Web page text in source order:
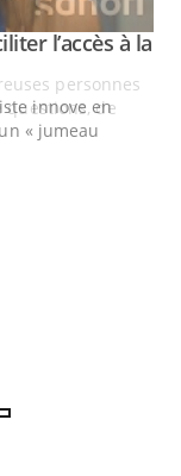
l’accès à la
innove en
« jumeau